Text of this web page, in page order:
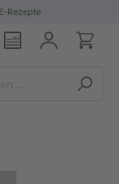
Rezepte